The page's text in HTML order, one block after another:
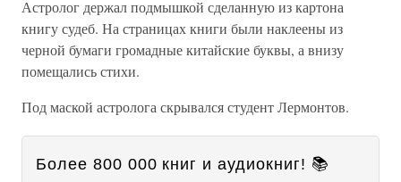
Астролог держал подмышкой сделанную из картона
книгу судеб. На страницах книги были наклеены из
черной бумаги громадные китайские буквы, а внизу
помещались стихи.
Под маской астролога скрывался студент Лермонтов.
Более 800 000 книг и аудиокниг! 📚